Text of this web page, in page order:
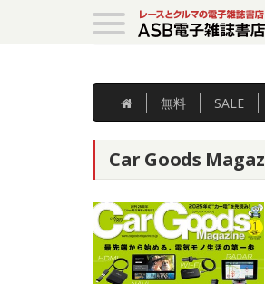
無料 SALE
Car Goods